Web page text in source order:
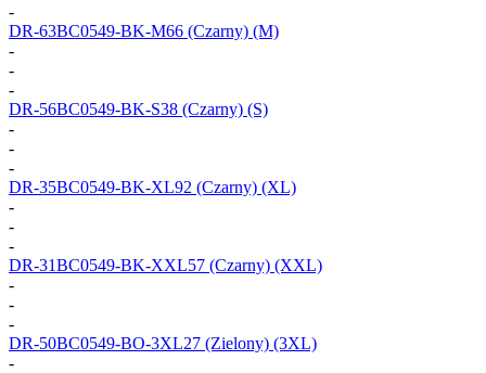
-
DR-63BC0549-BK-M66 (Czarny) (M)
-
-
-
DR-56BC0549-BK-S38 (Czarny) (S)
-
-
-
DR-35BC0549-BK-XL92 (Czarny) (XL)
-
-
-
DR-31BC0549-BK-XXL57 (Czarny) (XXL)
-
-
-
DR-50BC0549-BO-3XL27 (Zielony) (3XL)
-